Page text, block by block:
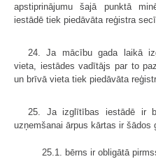
apstiprinājumu šajā punktā
iestādē tiek piedāvāta reģistra
24. Ja mācību gada laikā
vieta, iestādes vadītājs par to
un brīvā vieta tiek piedāvāta
25. Ja izglītības iestādē ir
uzņemšanai ārpus kārtas ir šādos
25.1. bērns ir obligātā